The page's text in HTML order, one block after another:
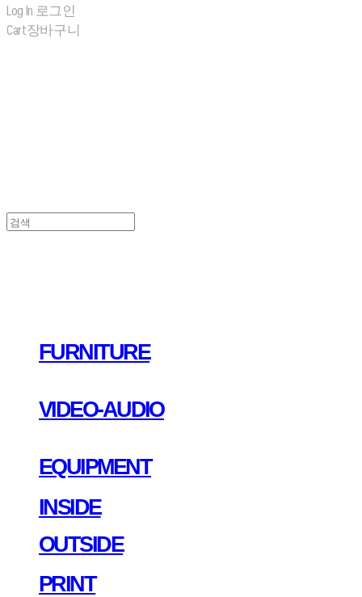
Log In 로그인
Cart장바구니
FURNITURE
VIDEO-AUDIO
EQUIPMENT
INSIDE
OUTSIDE
PRINT